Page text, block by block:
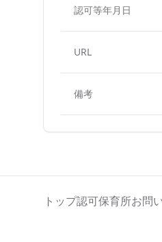
認可等年月日
URL
備考
トップ認可保育所お問